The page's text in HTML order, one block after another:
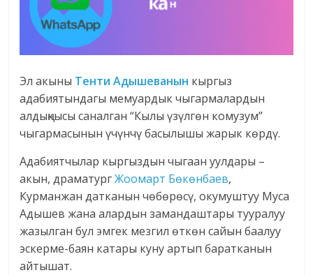
Эл акыны Тенти Адышеванын кыргыз
адабиятындагы мемуардык чыгармалардын
алдыңкысы саналган “Кылы үзүлгөн комузум”
чыгармасынын үчүнчү басылышы жарык көрдү.
Адабиятчылар кыргыздын чыгаан уулдары –
акын, драматургЖоомарт Бөкөнбаев,
Курманжан датканын чөбөрөсү, окумуштуу Муса
Адышев жана алардын замандаштары тууралуу
жазылган бул эмгек мезгил өткөн сайын баалуу
эскерме-баян катары куну артып баратканын
айтышат.